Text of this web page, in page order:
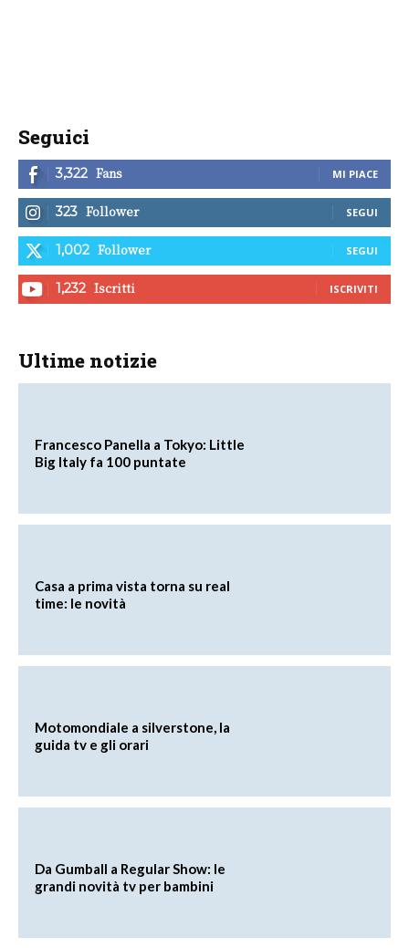
Seguici
3,322 Fans MI PIACE
323 Follower SEGUI
1,002 Follower SEGUI
1,232 Iscritti ISCRIVITI
Ultime notizie
Francesco Panella a Tokyo: Little
Big Italy fa 100 puntate
Casa a prima vista torna su real
time: le novità
Motomondiale a silverstone, la
guida tv e gli orari
Da Gumball a Regular Show: le
grandi novità tv per bambini